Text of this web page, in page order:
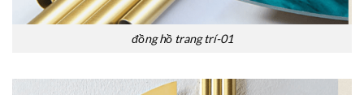
đồng hồ trang trí-01